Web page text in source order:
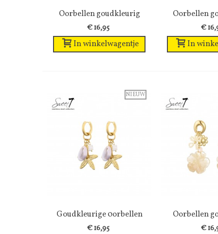
Wenslijst
Oorbellen goudkleurig
met...
€ 16,95
In winkelwagentje
Oorbellen
€
In
NIEUW
Wenslijst
Goudkleurige 0orbellen
met...
€ 16,95
Oorbellen
€